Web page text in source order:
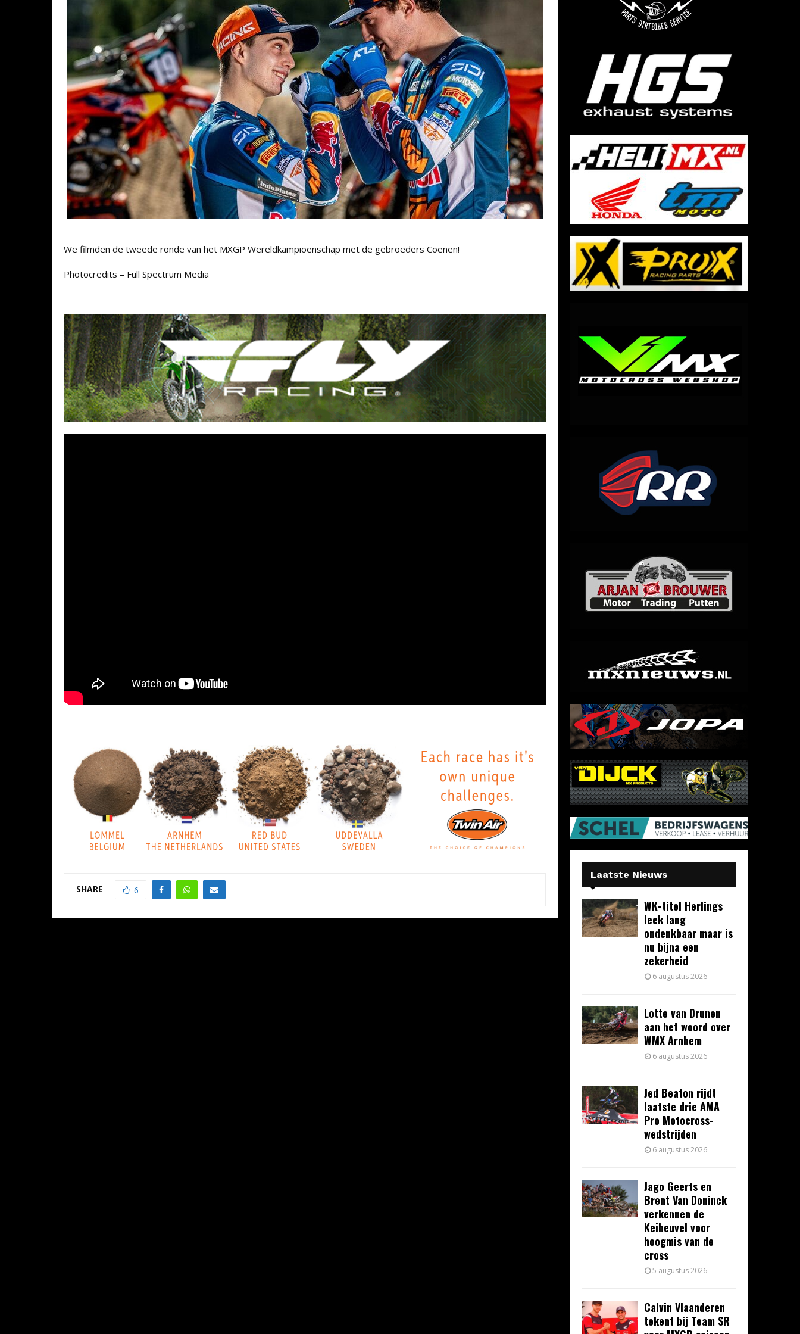
We filmden de tweede ronde van het MXGP Wereldkampioenschap met de gebroeders Coenen!
Photocredits – Full Spectrum Media
SHARE 6
Laatste Nieuws
WK-titel Herlings
leek lang
ondenkbaar maar is
nu bijna een
zekerheid
6 augustus 2026
Lotte van Drunen
aan het woord over
WMX Arnhem
6 augustus 2026
Jed Beaton rijdt
laatste drie AMA
Pro Motocross-
wedstrijden
6 augustus 2026
Jago Geerts en
Brent Van Doninck
verkennen de
Keiheuvel voor
hoogmis van de
cross
5 augustus 2026
Calvin Vlaanderen
tekent bij Team SR